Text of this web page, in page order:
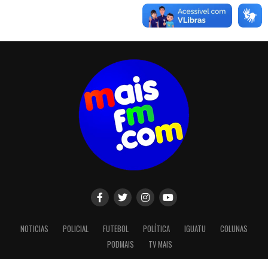
NOTICIAS POLICIAL FUTEBOL POLÍTICA IGUATU
COLUNAS
PODMAIS
TV MAIS